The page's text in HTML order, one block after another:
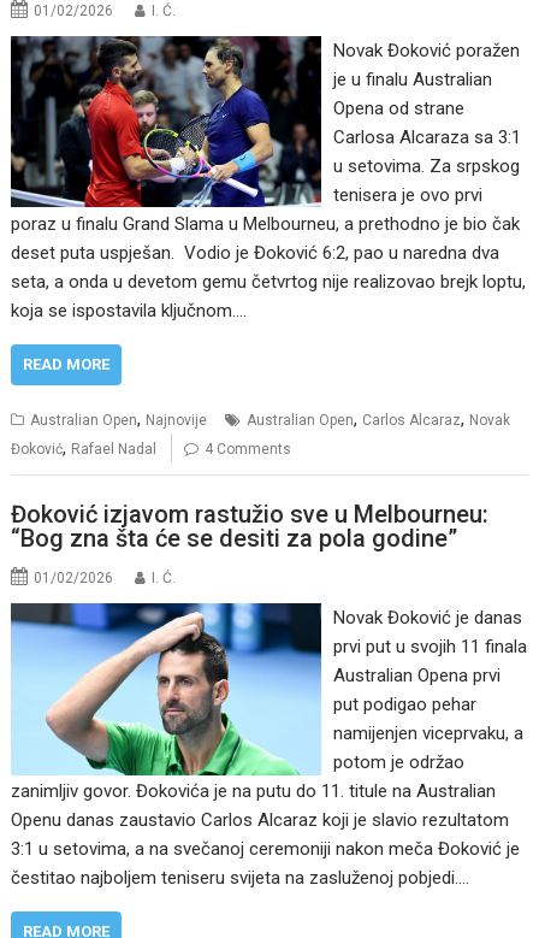
01/02/2026 I. Ć.
Novak Đoković poražen
je u finalu Australian
Opena od strane
Carlosa Alcaraza sa 3:1
u setovima. Za srpskog
tenisera je ovo prvi
poraz u finalu Grand Slama u Melbourneu, a prethodno je bio čak
deset puta uspješan. Vodio je Đoković 6:2, pao u naredna dva
seta, a onda u devetom gemu četvrtog nije realizovao brejk loptu,
koja se ispostavila ključnom.…
READ MORE
Australian Open, Najnovije Australian Open, Carlos Alcaraz, Novak
Đoković, Rafael Nadal 4 Comments
Đoković izjavom rastužio sve u Melbourneu:
“Bog zna šta će se desiti za pola godine”
01/02/2026 I. Ć.
Novak Đoković je danas
prvi put u svojih 11 finala
Australian Opena prvi
put podigao pehar
namijenjen viceprvaku, a
potom je održao
zanimljiv govor. Đokovića je na putu do 11. titule na Australian
Openu danas zaustavio Carlos Alcaraz koji je slavio rezultatom
3:1 u setovima, a na svečanoj ceremoniji nakon meča Đoković je
čestitao najboljem teniseru svijeta na zasluženoj pobjedi.…
READ MORE